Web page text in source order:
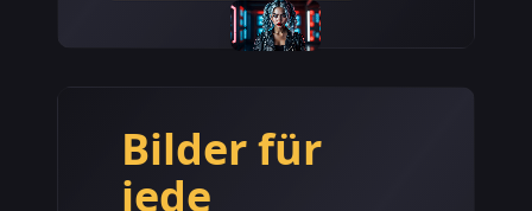
Bilder für
jede